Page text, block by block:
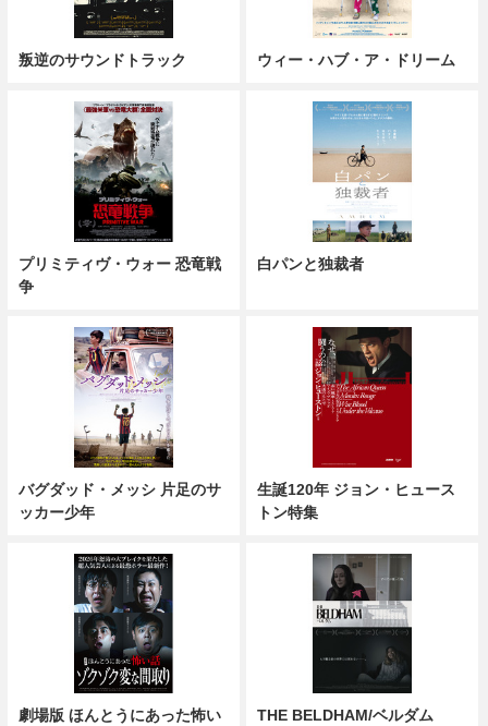
叛逆のサウンドトラック ウィー・ハブ・ア・ドリーム
プリミティヴ・ウォー 恐竜戦
争
白パンと独裁者
バグダッド・メッシ 片足のサ
ッカー少年
生誕120年 ジョン・ヒュース
トン特集
劇場版 ほんとうにあった怖い
THE BELDHAM/ベルダム